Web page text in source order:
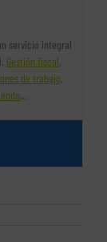
servicio integral
Gestión fiscal,
de trabajo,
…